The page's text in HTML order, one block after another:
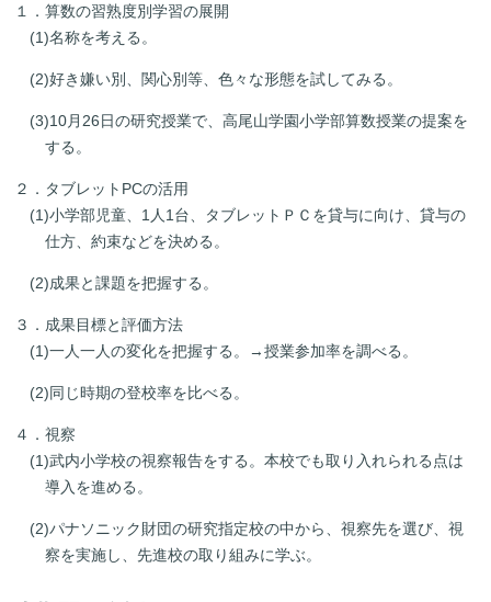
１．算数の習熟度別学習の展開
(1)名称を考える。
(2)好き嫌い別、関心別等、色々な形態を試してみる。
(3)10月26日の研究授業で、高尾山学園小学部算数授業の提案を
する。
２．タブレットPCの活用
(1)小学部児童、1人1台、タブレットＰＣを貸与に向け、貸与の
仕方、約束などを決める。
(2)成果と課題を把握する。
３．成果目標と評価方法
(1)一人一人の変化を把握する。→授業参加率を調べる。
(2)同じ時期の登校率を比べる。
４．視察
(1)武内小学校の視察報告をする。本校でも取り入れられる点は
導入を進める。
(2)パナソニック財団の研究指定校の中から、視察先を選び、視
察を実施し、先進校の取り組みに学ぶ。